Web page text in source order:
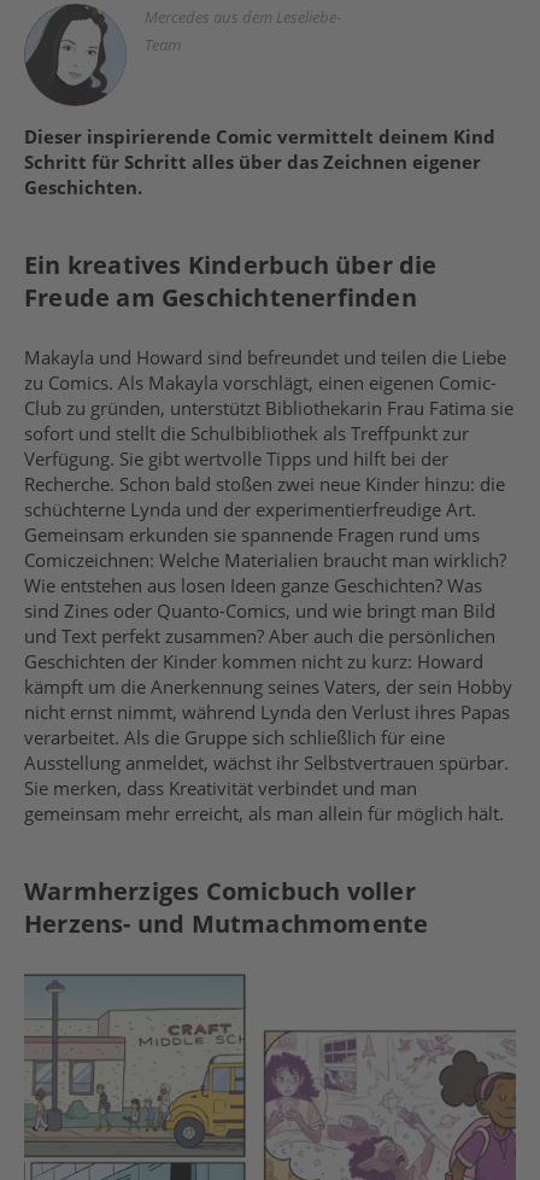
Mercedes aus dem Leseliebe-
Team
Dieser inspirierende Comic vermittelt deinem Kind
Schritt für Schritt alles über das Zeichnen eigener
Geschichten.
Ein kreatives Kinderbuch über die
Freude am Geschichtenerfinden
Makayla und Howard sind befreundet und teilen die Liebe
zu Comics. Als Makayla vorschlägt, einen eigenen Comic-
Club zu gründen, unterstützt Bibliothekarin Frau Fatima sie
sofort und stellt die Schulbibliothek als Treffpunkt zur
Verfügung. Sie gibt wertvolle Tipps und hilft bei der
Recherche. Schon bald stoßen zwei neue Kinder hinzu: die
schüchterne Lynda und der experimentierfreudige Art.
Gemeinsam erkunden sie spannende Fragen rund ums
Comiczeichnen: Welche Materialien braucht man wirklich?
Wie entstehen aus losen Ideen ganze Geschichten? Was
sind Zines oder Quanto-Comics, und wie bringt man Bild
und Text perfekt zusammen? Aber auch die persönlichen
Geschichten der Kinder kommen nicht zu kurz: Howard
kämpft um die Anerkennung seines Vaters, der sein Hobby
nicht ernst nimmt, während Lynda den Verlust ihres Papas
verarbeitet. Als die Gruppe sich schließlich für eine
Ausstellung anmeldet, wächst ihr Selbstvertrauen spürbar.
Sie merken, dass Kreativität verbindet und man
gemeinsam mehr erreicht, als man allein für möglich hält.
Warmherziges Comicbuch voller
Herzens- und Mutmachmomente